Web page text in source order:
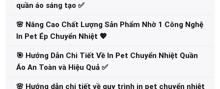
quần áo sáng tạo ✅
🌸 Nâng Cao Chất Lượng Sản Phẩm Nhờ 1 Công Nghệ
In Pet Ép Chuyển Nhiệt 💖
🎯 Hướng Dẫn Chi Tiết Về In Pet Chuyển Nhiệt Quần
Áo An Toàn và Hiệu Quả ✅
🌸 Hướng dẫn chi tiết về quy trình in pet chuyển nhiệt